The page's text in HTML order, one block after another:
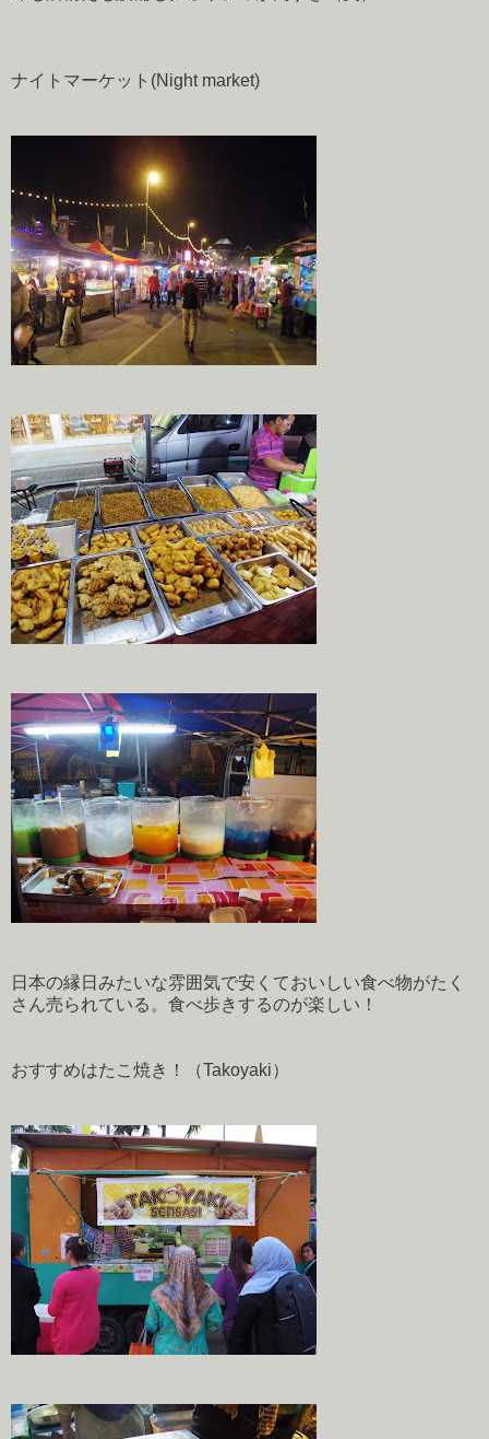
ナイトマーケット(Night market)
日本の縁日みたいな雰囲気で安くておいしい食べ物がたく
さん売られている。食べ歩きするのが楽しい！
おすすめはたこ焼き！（Takoyaki）